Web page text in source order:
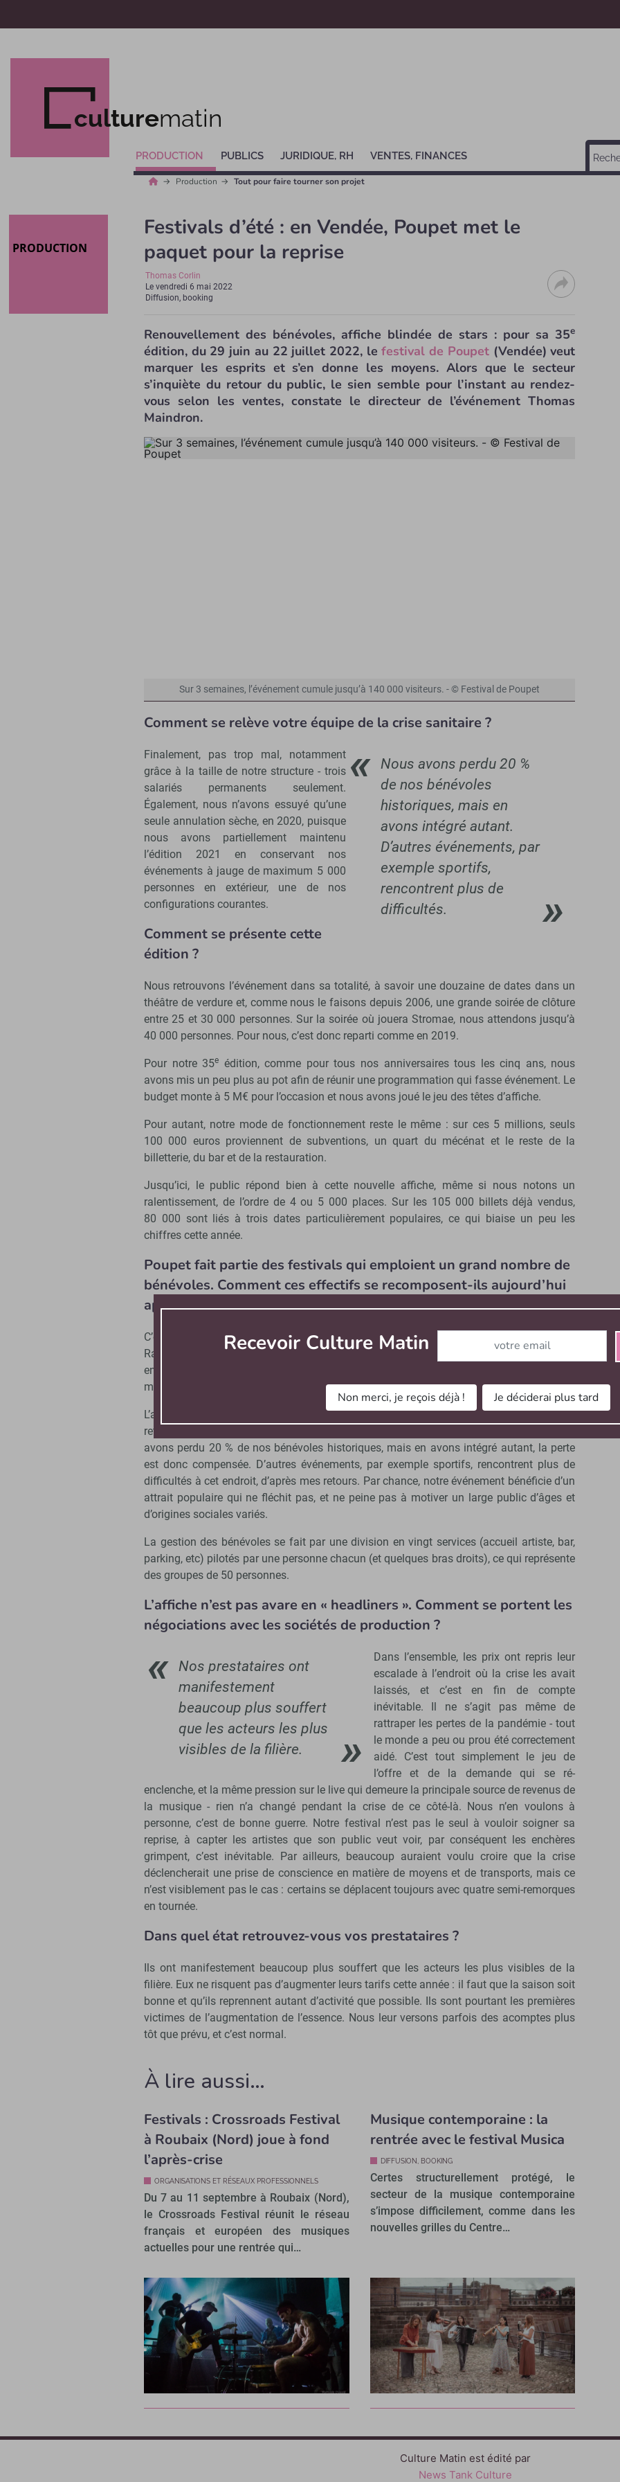
culturematin
PRODUCTION PUBLICS JURIDIQUE, RH VENTES, FINANCES
Production Tout pour faire tourner son projet
PRODUCTION
Festivals d’été : en Vendée, Poupet met le
paquet pour la reprise
Thomas Corlin
Levendredi 6 mai 2022
Diffusion, booking
Renouvellement des bénévoles, affiche blindée de stars : pour sa 35e
édition, du 29 juin au 22 juillet 2022, lefestival de Poupet(Vendée) veut
marquer les esprits et s’en donne les moyens. Alors que le secteur
s’inquiète du retour du public, le sien semble pour l’instant au rendez-
vous selon les ventes, constate le directeur de l’événement Thomas
Maindron.
Sur 3 semaines, l’événement cumule jusqu’à 140 000 visiteurs. - © Festival de Poupet
Comment se relève votre équipe de la crise sanitaire ?
Nous avons perdu 20 %
de nos bénévoles
historiques, mais en
avons intégré autant.
D’autres événements, par
exemple sportifs,
rencontrent plus de
difficultés.
Finalement, pas trop mal, notamment
grâce à la taille de notre structure - trois
salariés permanents seulement.
Également, nous n’avons essuyé qu’une
seule annulation sèche, en 2020, puisque
nous avons partiellement maintenu
l’édition 2021 en conservant nos
événements à jauge de maximum 5 000
personnes en extérieur, une de nos
configurations courantes.
Comment se présente cette
édition ?
Nous retrouvons l’événement dans sa totalité, à savoir une douzaine de dates dans un
théâtre de verdure et, comme nous le faisons depuis 2006, une grande soirée de clôture
entre 25 et 30 000 personnes. Sur la soirée où jouera Stromae, nous attendons jusqu’à
40 000 personnes. Pour nous, c’est donc reparti comme en 2019.
Pour notre 35e édition, comme pour tous nos anniversaires tous les cinq ans, nous
avons mis un peu plus au pot afin de réunir une programmation qui fasse événement. Le
budget monte à 5 M€ pour l’occasion et nous avons joué le jeu des têtes d’affiche.
Pour autant, notre mode de fonctionnement reste le même : sur ces 5 millions, seuls
100 000 euros proviennent de subventions, un quart du mécénat et le reste de la
billetterie, du bar et de la restauration.
Jusqu’ici, le public répond bien à cette nouvelle affiche, même si nous notons un
ralentissement, de l’ordre de 4 ou 5 000 places. Sur les 105 000 billets déjà vendus,
80 000 sont liés à trois dates particulièrement populaires, ce qui biaise un peu les
chiffres cette année.
Poupet fait partie des festivals qui emploient un grand nombre de
bénévoles. Comment ces effectifs se recomposent-ils aujourd’hui
après une telle période ?
C’est un peu particulier dans notre cas : la Vendée a une forte culture du bénévolat.
Rappelons que notre festival, à Saint-Malô-du-Bois, est à 3 kilomètres du Puy-du-Fou, qui
en emploie 3 000. Poupet repose pour sa part sur un millier de bénévoles, c’est un
modèle dont dépend le festival pour sa propre survie.
L’an dernier, nous en avons embauché beaucoup moins, mais cette année nous
retrouvons notre volume classique, et nous avons dû remobiliser ces effectifs. Nous
avons perdu 20 % de nos bénévoles historiques, mais en avons intégré autant, la perte
est donc compensée. D’autres événements, par exemple sportifs, rencontrent plus de
difficultés à cet endroit, d’après mes retours. Par chance, notre événement bénéficie d’un
attrait populaire qui ne fléchit pas, et ne peine pas à motiver un large public d’âges et
d’origines sociales variés.
La gestion des bénévoles se fait par une division en vingt services (accueil artiste, bar,
parking, etc) pilotés par une personne chacun (et quelques bras droits), ce qui représente
des groupes de 50 personnes.
L’affiche n’est pas avare en « headliners ». Comment se portent les
négociations avec les sociétés de production ?
Nos prestataires ont
manifestement
beaucoup plus souffert
que les acteurs les plus
visibles de la filière.
Dans l’ensemble, les prix ont repris leur
escalade à l’endroit où la crise les avait
laissés, et c’est en fin de compte
inévitable. Il ne s’agit pas même de
rattraper les pertes de la pandémie - tout
le monde a peu ou prou été correctement
aidé. C’est tout simplement le jeu de
l’offre et de la demande qui se ré-
enclenche, et la même pression sur le live qui demeure la principale source de revenus de
la musique - rien n’a changé pendant la crise de ce côté-là. Nous n’en voulons à
personne, c’est de bonne guerre. Notre festival n’est pas le seul à vouloir soigner sa
reprise, à capter les artistes que son public veut voir, par conséquent les enchères
grimpent, c’est inévitable. Par ailleurs, beaucoup auraient voulu croire que la crise
déclencherait une prise de conscience en matière de moyens et de transports, mais ce
n’est visiblement pas le cas : certains se déplacent toujours avec quatre semi-remorques
en tournée.
Dans quel état retrouvez-vous vos prestataires ?
Ils ont manifestement beaucoup plus souffert que les acteurs les plus visibles de la
filière. Eux ne risquent pas d’augmenter leurs tarifs cette année : il faut que la saison soit
bonne et qu’ils reprennent autant d’activité que possible. Ils sont pourtant les premières
victimes de l’augmentation de l’essence. Nous leur versons parfois des acomptes plus
tôt que prévu, et c’est normal.
À lire aussi…
Festivals : Crossroads Festival
à Roubaix (Nord) joue à fond
l’après-crise
ORGANISATIONS ET RÉSEAUX PROFESSIONNELS
Du 7 au 11 septembre à Roubaix (Nord),
le Crossroads Festival réunit le réseau
français et européen des musiques
actuelles pour une rentrée qui…
Musique contemporaine : la
rentrée avec le festival Musica
DIFFUSION, BOOKING
Certes structurellement protégé, le
secteur de la musique contemporaine
s’impose difficilement, comme dans les
nouvelles grilles du Centre…
Recevoir Culture Matin Abonnez-vous à notre
Non merci, je reçois déjà ! Je déciderai plus tard
Culture Matin est édité par
News Tank Culture